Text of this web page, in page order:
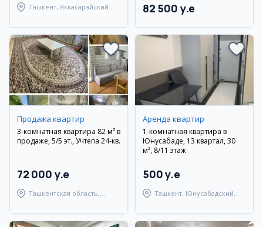
Ташкент, Яккасарайский
82 500 y.e
Продажа квартир
3-комнатная квартира 82 м² в
продаже, 5/5 эт., Учтепа 24-кв.
72 000 y.e
Ташкентская область,
Аренда квартир
1-комнатная квартира в
Юнусабаде, 13 квартал, 30
м², 8/11 этаж
500 y.e
Ташкент, Юнусабадский